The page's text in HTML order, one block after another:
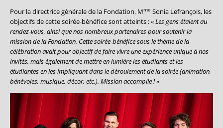
Pour la directrice générale de la Fondation, Mme Sonia Lefrançois, les
objectifs de cette soirée-bénéfice sont atteints : «Les gens étaient au
rendez-vous, ainsi que nos nombreux partenaires pour soutenir la
mission de la Fondation. Cette soirée-bénéfice sous le thème de la
célébration avait pour objectif de faire vivre une expérience unique à nos
invités, mais également de mettre en lumière les étudiants et les
étudiantes en les impliquant dans le déroulement de la soirée (animation,
bénévoles, musique, décor, etc.). Mission accomplie ! »